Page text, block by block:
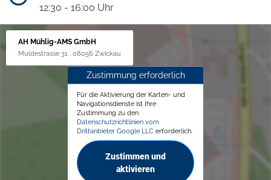
12:30 - 16:00 Uhr
AH Mühlig-AMS GmbH
Muldestrasse 31 , 08056 Zwickau
Zustimmung erforderlich
Für die Aktivierung der Karten- und
Navigationsdienste ist Ihre
Zustimmung zu den
Datenschutzrichtlinien vom
Drittanbieter Google LLC erforderlich.
Zustimmen und
aktivieren